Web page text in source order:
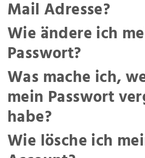
Mail Adresse?
Wie ändere ich
Passwort?
Was mache ich,
mein Passwort
habe?
Wie lösche ich